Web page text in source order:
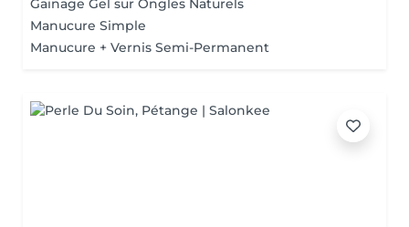
Gainage Gel sur Ongles Naturels
Manucure Simple
Manucure + Vernis Semi-Permanent